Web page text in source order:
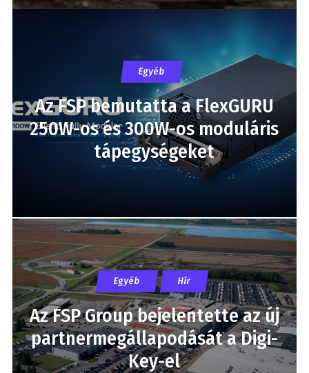
Egyéb
Az FSP bemutatta a FlexGURU
250W-os és 300W-os moduláris
tápegységeket
Egyéb Hír
Az FSP Group bejelentette az új
partnermegállapodását a Digi-
Key-el